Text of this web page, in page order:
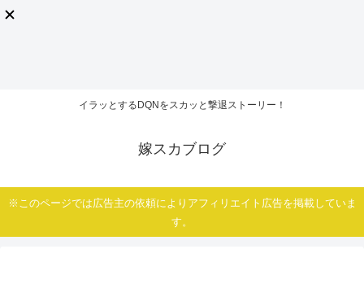
イラッとするDQNをスカッと撃退ストーリー！
嫁スカブログ
※このページでは広告主の依頼によりアフィリエイト広告を掲載していま
す。